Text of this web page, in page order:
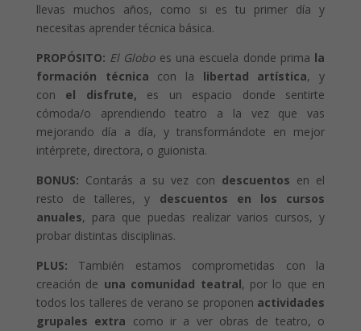
llevas muchos años, como si es tu primer día y
necesitas aprender técnica básica.
PROPÓSITO: El Globoes una escuela donde prima la
formación técnica con la libertad artística, y
con el disfrute, es un espacio donde sentirte
cómoda/o aprendiendo teatro a la vez que vas
mejorando día a día, y transformándote en mejor
intérprete, directora, o guionista.
BONUS: Contarás a su vez con descuentos en el
resto de talleres, y descuentos en los cursos
anuales, para que puedas realizar varios cursos, y
probar distintas disciplinas.
PLUS: También estamos comprometidas con la
creación de una comunidad teatral, por lo que en
todos los talleres de verano se proponen actividades
grupales extra como ir a ver obras de teatro, o